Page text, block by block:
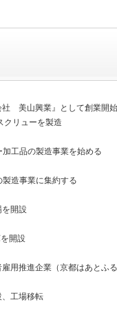
山興業』として創業開始
ーを製造
品の製造事業を始める
事業に集約する
開設
開設
用推進企業（京都はあとふ
工場移転